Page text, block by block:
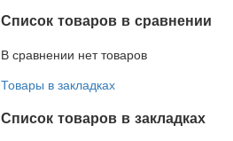
Список товаров в сравнении
В сравнении нет товаров
Товары в закладках
Список товаров в закладках